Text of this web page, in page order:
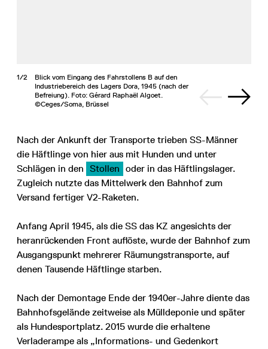
1/2
Blick vom Eingang des Fahrstollens B auf den
Industriebereich des Lagers Dora, 1945 (nach der
Befreiung). Foto: Gérard Raphaël Algoet.
©Ceges/Soma, Brüssel
Nach der Ankunft der Transporte trieben SS-Männer
die Häftlinge von hier aus mit Hunden und unter
Schlägen in den Stollen oder in das Häftlingslager.
Zugleich nutzte das Mittelwerk den Bahnhof zum
Versand fertiger V2-Raketen.
Anfang April 1945, als die SS das KZ angesichts der
heranrückenden Front auflöste, wurde der Bahnhof zum
Ausgangspunkt mehrerer Räumungstransporte, auf
denen Tausende Häftlinge starben.
Nach der Demontage Ende der 1940er-Jahre diente das
Bahnhofsgelände zeitweise als Mülldeponie und später
als Hundesportplatz. 2015 wurde die erhaltene
Verladerampe als „Informations- und Gedenkort